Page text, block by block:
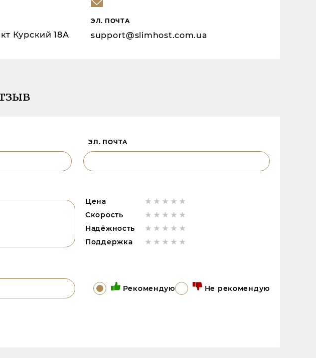
Курский 18А
ЭЛ. ПОЧТА
support@slimhost.com.ua
ЭЛ. ПОЧТА
Цена
Скорость
Надёжность
Поддержка
Рекомендую Не рекомендую